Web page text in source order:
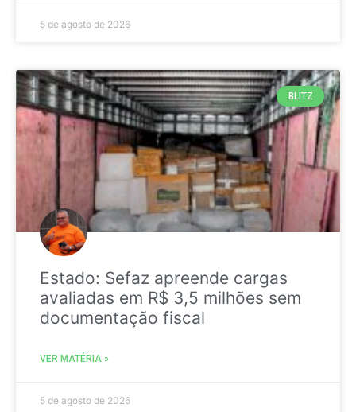
5 de agosto de 2026
BLITZ
Estado: Sefaz apreende cargas
avaliadas em R$ 3,5 milhões sem
documentação fiscal
VER MATÉRIA »
5 de agosto de 2026